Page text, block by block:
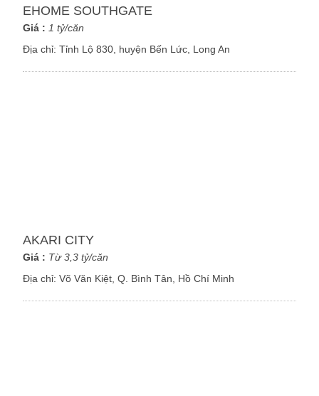
EHOME SOUTHGATE
Giá : 1 tỷ/căn
Địa chỉ:Tỉnh Lộ 830, huyện Bến Lức, Long An
AKARI CITY
Giá : Từ 3,3 tỷ/căn
Địa chỉ:Võ Văn Kiệt, Q. Bình Tân, Hồ Chí Minh